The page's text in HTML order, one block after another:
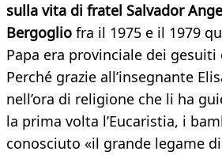
sulla vita di fratel Salvador
Bergoglio fra il 1975 e il 1979
Papa era provinciale dei gesuiti
Perché grazie all’insegnante
nell’ora di religione che li ha
la prima volta l’Eucaristia, i
conosciuto «il grande legame